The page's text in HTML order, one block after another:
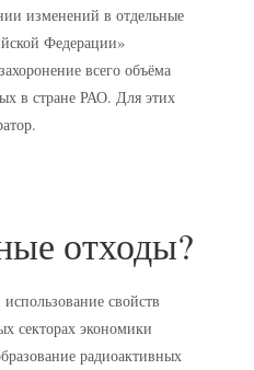
изменений в отдельные
Федерации»
всего объёма
в стране РАО. Для этих
отходы?
свойств
секторах экономики
радиоактивных